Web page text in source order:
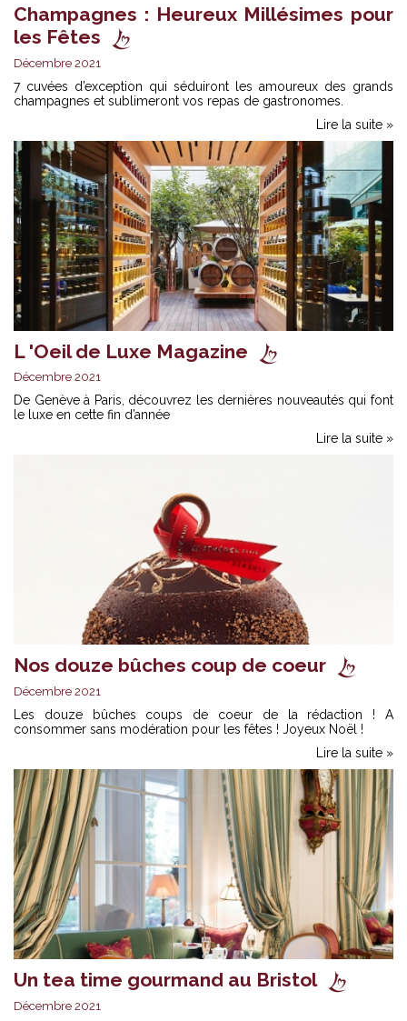
Champagnes : Heureux Millésimes pour
les Fêtes
Décembre 2021
7 cuvées d’exception qui séduiront les amoureux des grands
champagnes et sublimeront vos repas de gastronomes.
Lire la suite »
L 'Oeil de Luxe Magazine
Décembre 2021
De Genève à Paris, découvrez les dernières nouveautés qui font
le luxe en cette fin d’année
Lire la suite »
Nos douze bûches coup de coeur
Décembre 2021
Les douze bûches coups de coeur de la rédaction ! A
consommer sans modération pour les fêtes ! Joyeux Noël !
Lire la suite »
Un tea time gourmand au Bristol
Décembre 2021